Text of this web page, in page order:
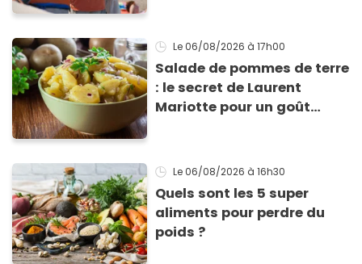
Le 06/08/2026 à 17h00
Salade de pommes de terre
: le secret de Laurent
Mariotte pour un goût
Le 06/08/2026 à 16h30
Quels sont les 5 super
aliments pour perdre du
poids ?